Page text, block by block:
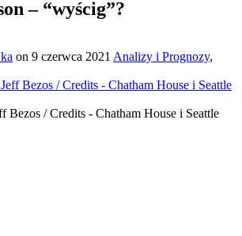
– “wyścig”?
on 9 czerwca 2021 Analizy i Prognozy,
Bezos / Credits - Chatham House i Seattle